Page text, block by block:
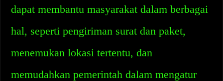
dapat membantu masyarakat dalam berbagai
hal, seperti pengiriman surat dan paket,
menemukan lokasi tertentu, dan
memudahkan pemerintah dalam mengatur